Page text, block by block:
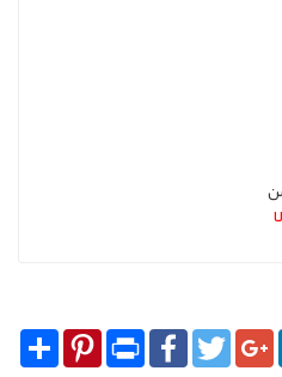
Share PinterestPrint FacebookTwitter